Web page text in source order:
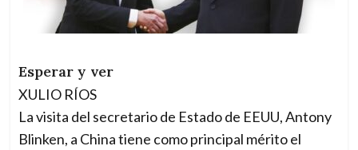
Esperar y ver
XULIO RÍOS
La visita del secretario de Estado de EEUU, Antony
Blinken, a China tiene como principal mérito el